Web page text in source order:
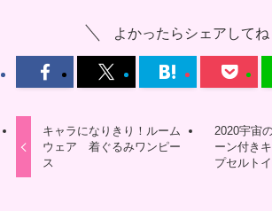
よかったらシェアしてね
キャラになりきり！ルーム
ウェア 着ぐるみワンピー
ス
2020宇宙
ーン付き
プセルトイ